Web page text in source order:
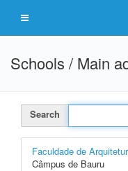
Schools / Main
Search
Faculdade de
Câmpus de Bauru